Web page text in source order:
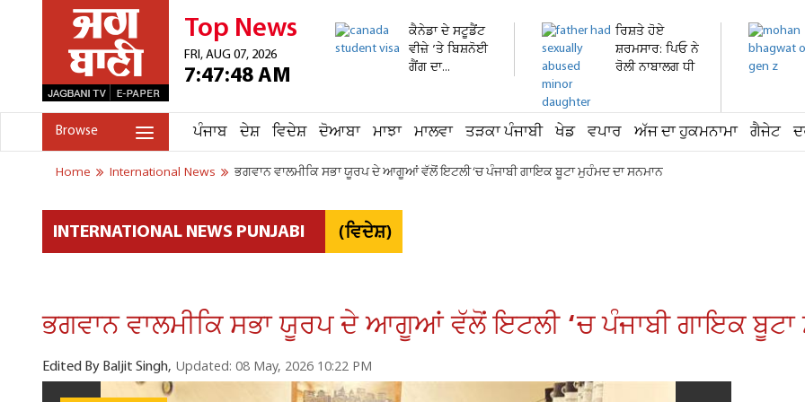
Top News
FRI, AUG 07, 2026
7:47:48 AM
ਕੈਨੇਡਾ ਦੇ ਸਟੂਡੈਂਟ
ਵੀਜ਼ੇ ’ਤੇ ਬਿਸ਼ਨੋਈ
ਗੈਂਗ ਦਾ...
ਰਿਸ਼ਤੇ ਹੋਏ
ਸ਼ਰਮਸਾਰ: ਪਿਓ ਨੇ
ਰੋਲੀ ਨਾਬਾਲਗ ਧੀ
Browse ਪੰਜਾਬ ਦੇਸ਼ ਵਿਦੇਸ਼ ਦੋਆਬਾ ਮਾਝਾ ਮਾਲਵਾ ਤੜਕਾ ਪੰਜਾਬੀ ਖੇਡ ਵਪਾਰ ਅੱਜ ਦਾ ਹੁਕਮਨਾਮਾ ਗੈਜੇਟ
Home International News ਭਗਵਾਨ ਵਾਲਮੀਕਿ ਸਭਾ ਯੂਰਪ ਦੇ ਆਗੂਆਂ ਵੱਲੋਂ ਇਟਲੀ ‘ਚ ਪੰਜਾਬੀ ਗਾਇਕ ਬੂਟਾ ਮੁਹੰਮਦ ਦਾ ਸਨਮਾਨ
INTERNATIONAL NEWS PUNJABI (ਵਿਦੇਸ਼)
ਭਗਵਾਨ ਵਾਲਮੀਕਿ ਸਭਾ ਯੂਰਪ ਦੇ ਆਗੂਆਂ ਵੱਲੋਂ ਇਟਲੀ ‘ਚ ਪੰਜਾਬੀ ਗਾਇਕ
Edited By Baljit Singh, Updated: 08 May, 2026 10:22 PM